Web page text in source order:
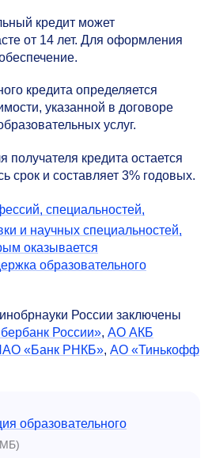
кредит может
от 14 лет. Для оформления
кредита определяется
указанной в договоре
услуг.
получателя кредита остается
срок и составляет 3% годовых.
специальностей,
и научных специальностей,
оказывается
образовательного
России заключены
России», АО АКБ
«Банк РНКБ», АО «Тинькофф
образовательного